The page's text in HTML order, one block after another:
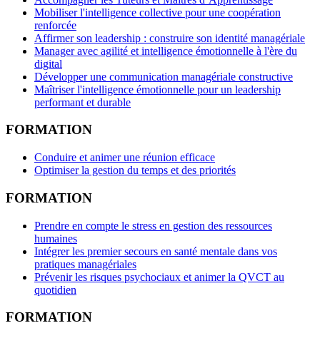
Mobiliser l'intelligence collective pour une coopération
renforcée
Affirmer son leadership : construire son identité managériale
Manager avec agilité et intelligence émotionnelle à l'ère du
digital
Développer une communication managériale constructive
Maîtriser l'intelligence émotionnelle pour un leadership
performant et durable
FORMATION
Conduire et animer une réunion efficace
Optimiser la gestion du temps et des priorités
FORMATION
Prendre en compte le stress en gestion des ressources
humaines
Intégrer les premier secours en santé mentale dans vos
pratiques managériales
Prévenir les risques psychociaux et animer la QVCT au
quotidien
FORMATION